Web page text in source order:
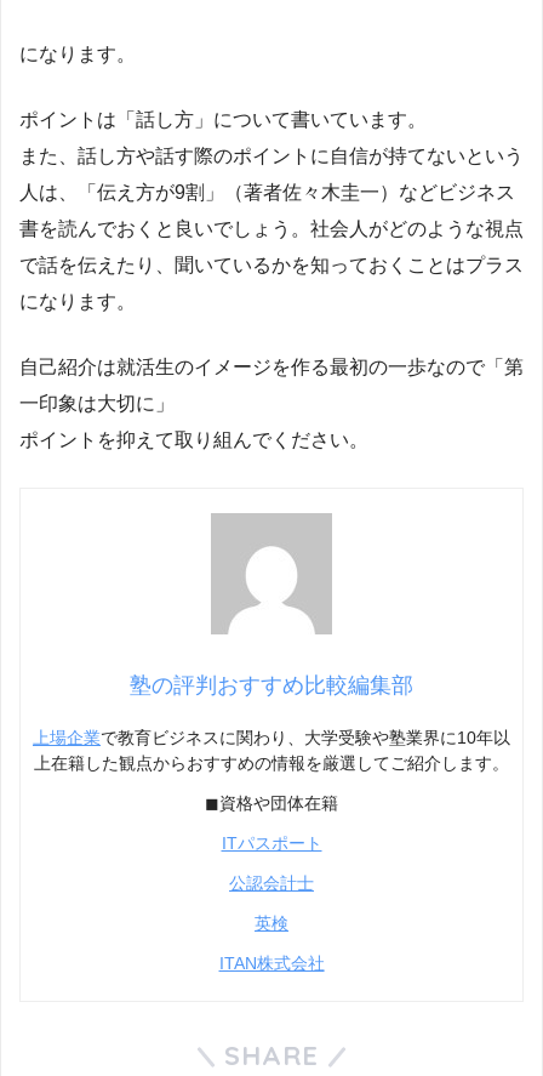
になります。
ポイントは「話し方」について書いています。
また、話し方や話す際のポイントに自信が持てないという
人は、「伝え方が9割」（著者佐々木圭一）などビジネス
書を読んでおくと良いでしょう。社会人がどのような視点
で話を伝えたり、聞いているかを知っておくことはプラス
になります。
自己紹介は就活生のイメージを作る最初の一歩なので「第
一印象は大切に」
ポイントを抑えて取り組んでください。
塾の評判おすすめ比較編集部
上場企業で教育ビジネスに関わり、大学受験や塾業界に10年以
上在籍した観点からおすすめの情報を厳選してご紹介します。
◼︎資格や団体在籍
ITパスポート
公認会計士
英検
ITAN株式会社
SHARE